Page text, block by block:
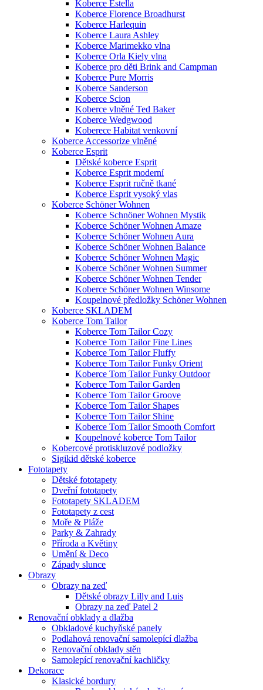
Koberce Estella
Koberce Florence Broadhurst
Koberce Harlequin
Koberce Laura Ashley
Koberce Marimekko vlna
Koberce Orla Kiely vlna
Koberce pro děti Brink and Campman
Koberce Pure Morris
Koberce Sanderson
Koberce Scion
Koberce vlněné Ted Baker
Koberce Wedgwood
Koberece Habitat venkovní
Koberce Accessorize vlněné
Koberce Esprit
Dětské koberce Esprit
Koberce Esprit moderní
Koberce Esprit ručně tkané
Koberce Esprit vysoký vlas
Koberce Schöner Wohnen
Koberce Schnöner Wohnen Mystik
Koberce Schöner Wohnen Amaze
Koberce Schöner Wohnen Aura
Koberce Schöner Wohnen Balance
Koberce Schöner Wohnen Magic
Koberce Schöner Wohnen Summer
Koberce Schöner Wohnen Tender
Koberce Schöner Wohnen Winsome
Koupelnové předložky Schöner Wohnen
Koberce SKLADEM
Koberce Tom Tailor
Koberce Tom Tailor Cozy
Koberce Tom Tailor Fine Lines
Koberce Tom Tailor Fluffy
Koberce Tom Tailor Funky Orient
Koberce Tom Tailor Funky Outdoor
Koberce Tom Tailor Garden
Koberce Tom Tailor Groove
Koberce Tom Tailor Shapes
Koberce Tom Tailor Shine
Koberce Tom Tailor Smooth Comfort
Koupelnové koberce Tom Tailor
Kobercové protiskluzové podložky
Sigikid dětské koberce
Fototapety
Dětské fototapety
Dveřní fototapety
Fototapety SKLADEM
Fototapety z cest
Moře & Pláže
Parky & Zahrady
Příroda a Květiny
Umění & Deco
Západy slunce
Obrazy
Obrazy na zeď
Dětské obrazy Lilly and Luis
Obrazy na zeď Patel 2
Renovační obklady a dlažba
Obkladové kuchyňské panely
Podlahová renovační samolepící dlažba
Renovační obklady stěn
Samolepící renovační kachličky
Dekorace
Klasické bordury